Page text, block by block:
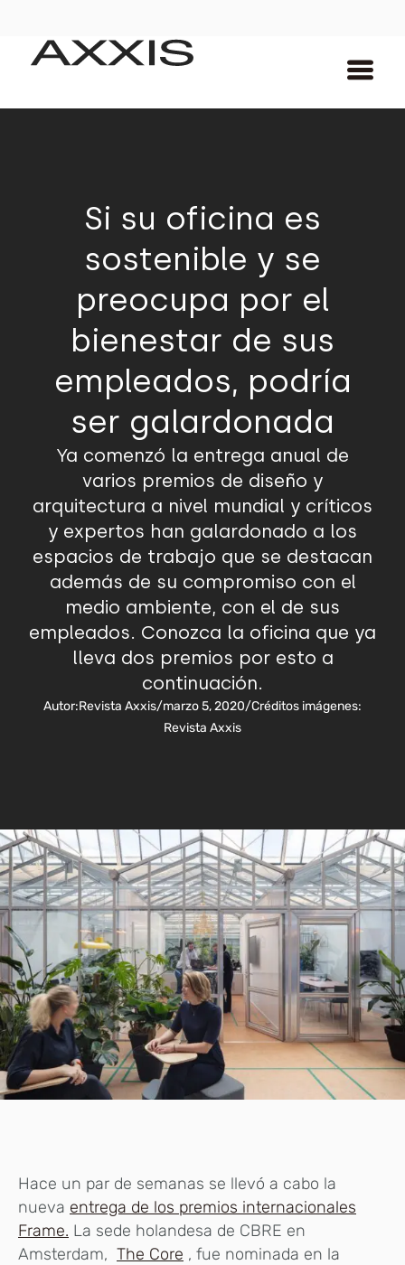
Si su oficina es
sostenible y se
preocupa por el
bienestar de sus
empleados, podría
ser galardonada
Ya comenzó la entrega anual de
varios premios de diseño y
arquitectura a nivel mundial y críticos
y expertos han galardonado a los
espacios de trabajo que se destacan
además de su compromiso con el
medio ambiente, con el de sus
empleados. Conozca la oficina que ya
lleva dos premios por esto a
continuación.
Autor:Revista Axxis/marzo 5, 2020/Créditos imágenes:
Revista Axxis
Hace un par de semanas se llevó a cabo la
nueva entrega de los premios internacionales
Frame. La sede holandesa de CBRE en
Amsterdam, The Core , fue nominada en la